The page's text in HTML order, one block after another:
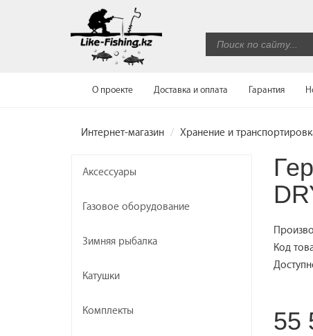
О проекте Доставка и оплата Гарантия
Интернет-магазин Хранение и
Аксессуары
Газовое оборудование
Зимняя рыбалка
Катушки
Комплекты
Код
55